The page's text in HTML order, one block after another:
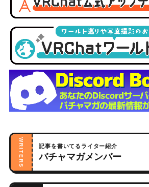
WRITERS 記事を書いてるライター紹介
バチャマガメンバー